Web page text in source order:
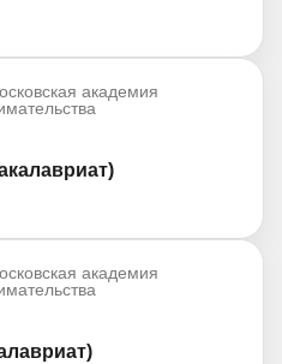
академия
академия